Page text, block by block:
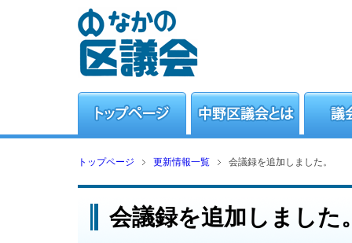
トップページ 更新情報一覧 会議録を追加しました。
会議録を追加しました